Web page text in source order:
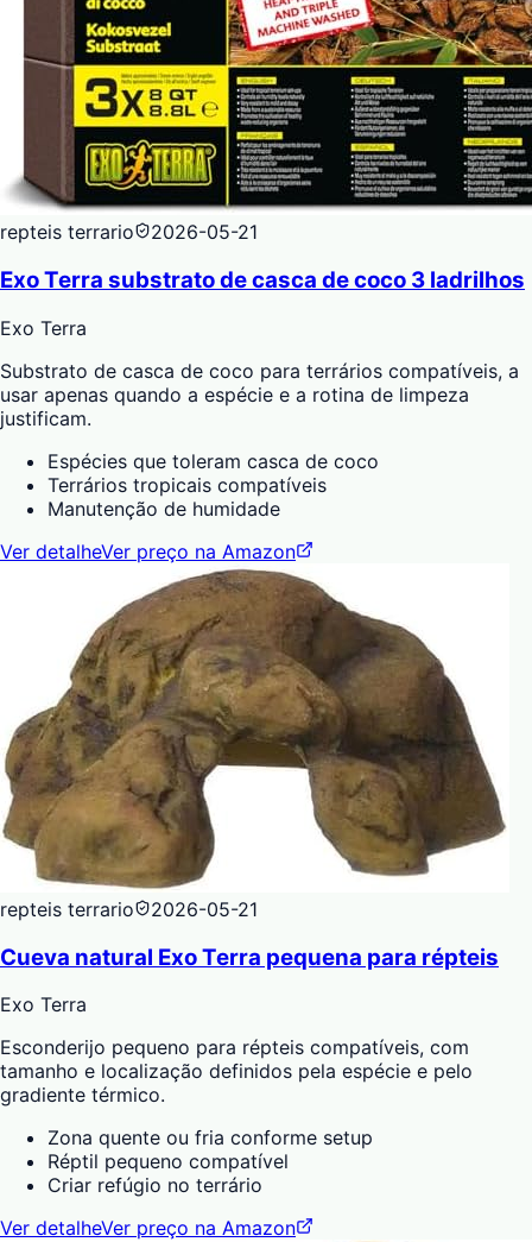
repteis terrario 2026-05-21
Exo Terra substrato de casca de coco 3 ladrilhos
Exo Terra
Substrato de casca de coco para terrários compatíveis, a
usar apenas quando a espécie e a rotina de limpeza
justificam.
Espécies que toleram casca de coco
Terrários tropicais compatíveis
Manutenção de humidade
Ver detalheVer preço na Amazon
repteis terrario 2026-05-21
Cueva natural Exo Terra pequena para répteis
Exo Terra
Esconderijo pequeno para répteis compatíveis, com
tamanho e localização definidos pela espécie e pelo
gradiente térmico.
Zona quente ou fria conforme setup
Réptil pequeno compatível
Criar refúgio no terrário
Ver detalheVer preço na Amazon